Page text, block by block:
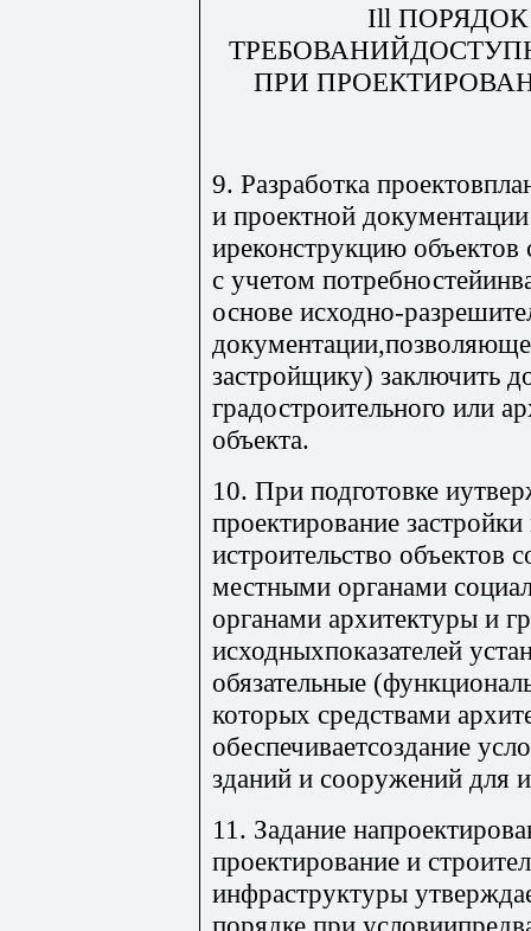
Ill
ПРИ
9. Разработка
и проектной документации
иреконструкцию
с учетом
основе исходно-
застройщику) заключить
градостроительного или
объекта.
10. При подготовке
проектирование
истроительство объектов
местными органами
органами архитектуры и
исходныхпоказателей
обязательные
которых средствами
обеспечиваетсоздание
зданий и сооружений для
11. Задание
проектирование и
инфраструктуры
порядке при